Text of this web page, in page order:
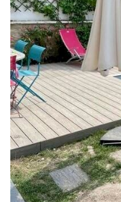
faciale.